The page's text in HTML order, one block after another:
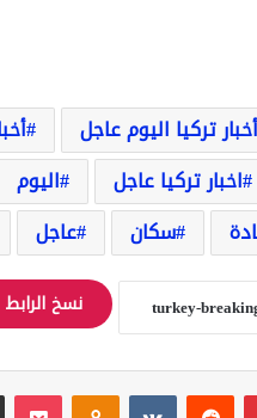
أخبار تركيا اليوم عاجل
اخبار تركيا عاجل اليوم
سكان عاجل
نسخ الرابط
بينتيريست